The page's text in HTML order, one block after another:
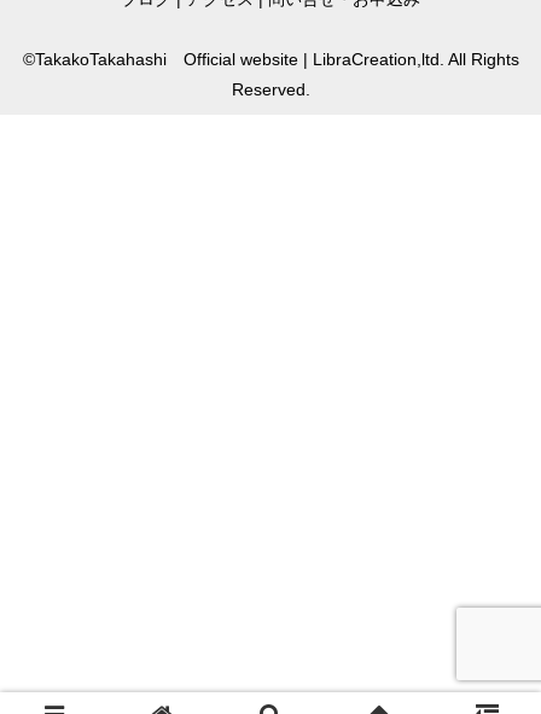
©TakakoTakahashi Official website | LibraCreation,ltd. All Rights
Reserved.